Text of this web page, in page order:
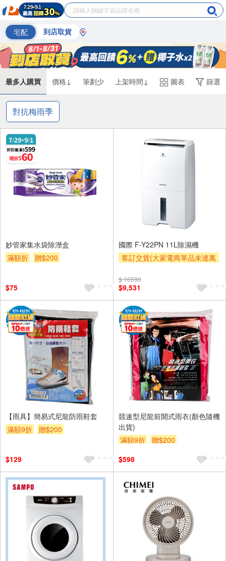
宅配 到店取貨
最多人購買 價格↓ 筆劃少 上架時間↓ 圖表 篩選
對抗梅雨季
妙管家集水袋除溼盒
滿額折
贈$200
$75
國際 F-Y22PN 11L除濕機
客訂交貨(大家電商單品未達萬
區費另計,實際收費以專人聯絡
滿額贈券
$ 10590
$9,531
【雨具】簡易式尼龍防雨鞋套
滿額9折
贈$200
$129
競速型尼龍前開式雨衣(顏色隨機
出貨)
滿額9折
贈$200
$598